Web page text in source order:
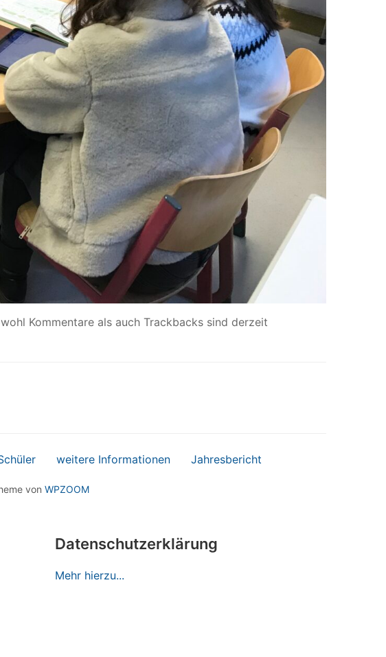
Kommentare als auch Trackbacks sind derzeit
weitere Informationen Jahresbericht
von WPZOOM
Datenschutzerklärung
Mehr hierzu...